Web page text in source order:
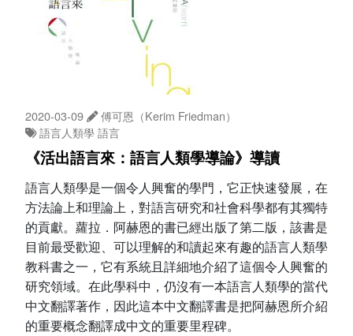
2020-03-09
傅可恩（Kerim Friedman）
語言人類學語言
《活出語言來：語言人類學導論》導讀
語言人類學是一個令人興奮的學門，它正快速發展，在
方法論上和理論上，對語言研究和社會科學都有其獨特
的貢獻。蘿拉．阿赫恩的書已經出版了第二版，該書是
目前最受歡迎、可以理解的和讀起來有趣的語言人類學
教科書之一，它有系統且詳細地介紹了這個令人興奮的
研究領域。在此學科中，仍沒有一本語言人類學的當代
中文翻譯著作，因此這本中文翻譯書是把阿赫恩所介紹
的重要概念翻譯成中文的重要里程碑。